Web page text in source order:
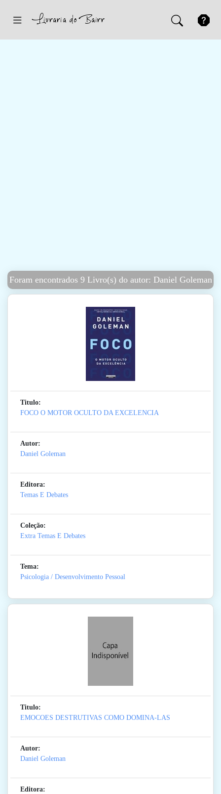
Foram encontrados 9 Livro(s) do autor: Daniel Goleman
Titulo:
FOCO O MOTOR OCULTO DA EXCELENCIA
Autor:
Daniel Goleman
Editora:
Temas E Debates
Coleção:
Extra Temas E Debates
Tema:
Psicologia / Desenvolvimento Pessoal
Titulo:
EMOCOES DESTRUTIVAS COMO DOMINA-LAS
Autor:
Daniel Goleman
Editora: